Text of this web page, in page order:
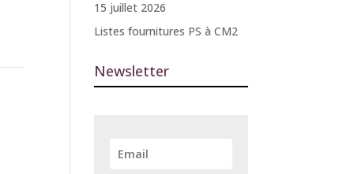
15 juillet 2026
Listes fournitures PS à CM2
Newsletter